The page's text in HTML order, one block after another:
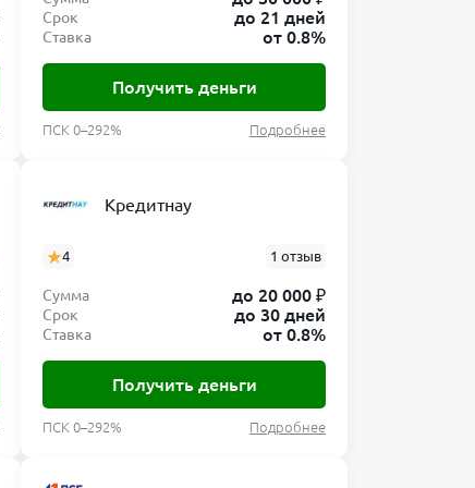
Срок до 21 дней
Ставка от 0.8%
Получить деньги
ПСК 0–292% Подробнее
Кредитнау
4 1 отзыв
Сумма до 20 000 ₽
Срок до 30 дней
Ставка от 0.8%
Получить деньги
ПСК 0–292% Подробнее